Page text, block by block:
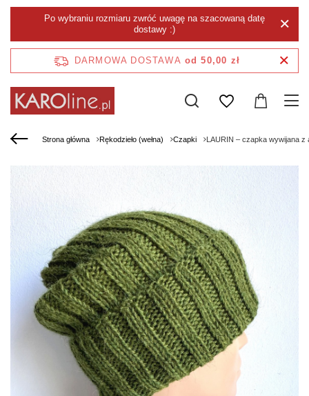
Po wybraniu rozmiaru zwróć uwagę na szacowaną datę
dostawy :)
DARMOWA DOSTAWA od 50,00 zł
Strona główna Rękodzieło (wełna) Czapki LAURIN – czapka wywijana z